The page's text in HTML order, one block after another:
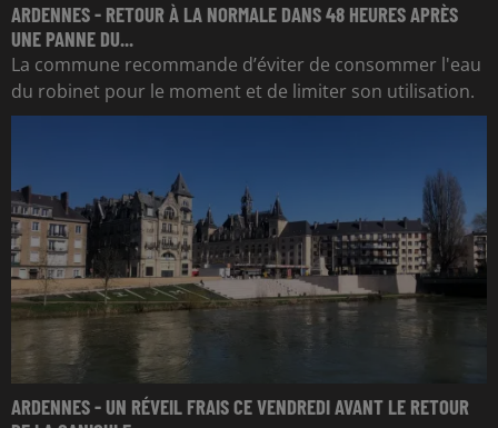
ARDENNES - RETOUR À LA NORMALE DANS 48 HEURES APRÈS
UNE PANNE DU...
La commune recommande d’éviter de consommer l'eau
du robinet pour le moment et de limiter son utilisation.
ARDENNES - UN RÉVEIL FRAIS CE VENDREDI AVANT LE RETOUR